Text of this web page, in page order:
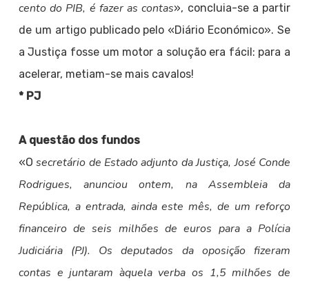
cento do PIB, é fazer as contas», concluia-se a partir
de um artigo publicado pelo «Diário Económico». Se
a Justiça fosse um motor a solução era fácil: para a
acelerar, metiam-se mais cavalos!
* PJ
A questão dos fundos
«O secretário de Estado adjunto da Justiça, José Conde
Rodrigues, anunciou ontem, na Assembleia da
República, a entrada, ainda este mês, de um reforço
financeiro de seis milhões de euros para a Polícia
Judiciária (PJ). Os deputados da oposição fizeram
contas e juntaram àquela verba os 1,5 milhões de